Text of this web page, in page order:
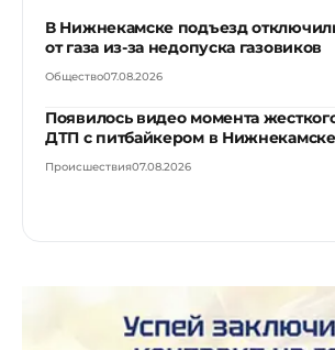
В Нижнекамске подъезд
от газа из-за недопуска газовиков
Общество07.08.2026
Появилось видео момента
ДТП с питбайкером в Нижнекамске
Происшествия07.08.2026